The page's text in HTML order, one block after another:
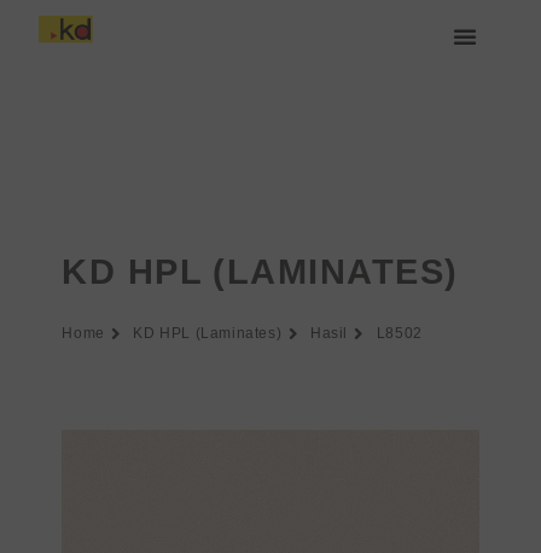
Lewati
KD HPL (LAMINATES)
Home KD HPL (Laminates) Hasil L8502